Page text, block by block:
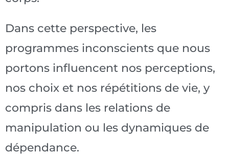
Dans cette perspective, les
programmes inconscients que nous
portons influencent nos perceptions,
nos choix et nos répétitions de vie, y
compris dans les relations de
manipulation ou les dynamiques de
dépendance.